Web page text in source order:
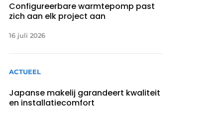
Configureerbare warmtepomp past
zich aan elk project aan
16 juli 2026
ACTUEEL
Japanse makelij garandeert kwaliteit
en installatiecomfort